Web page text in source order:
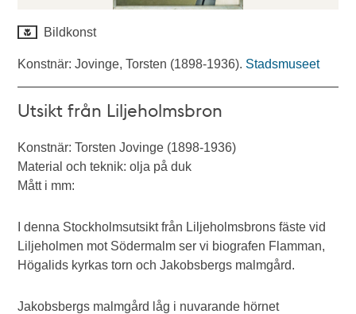
Bildkonst
Konstnär: Jovinge, Torsten (1898-1936). Stadsmuseet
Utsikt från Liljeholmsbron
Konstnär: Torsten Jovinge (1898-1936)
Material och teknik: olja på duk
Mått i mm:
I denna Stockholmsutsikt från Liljeholmsbrons fäste vid
Liljeholmen mot Södermalm ser vi biografen Flamman,
Högalids kyrkas torn och Jakobsbergs malmgård.
Jakobsbergs malmgård låg i nuvarande hörnet